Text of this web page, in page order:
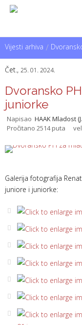
Vijesti arhiva /
Čet., 25. 01. 2024.
Dvoransko
juniorke
Napisao HAAK Mladost
Pročitano 2514 puta
Galerija fotografija
juniore i juniorke: